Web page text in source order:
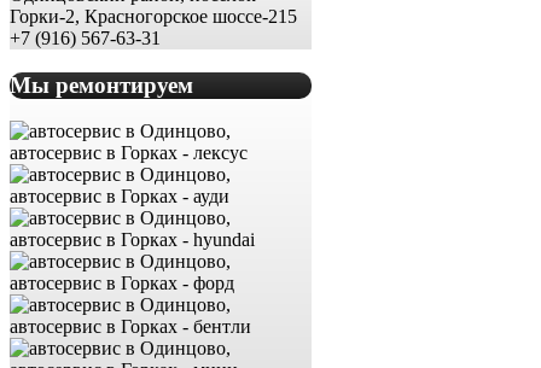
Горки-2, Красногорское шоссе-215
+7 (916) 567-63-31
Мы ремонтируем